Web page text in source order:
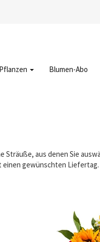
Pflanzen Blumen-Abo
aus denen Sie
einen gewünschten Liefertag.